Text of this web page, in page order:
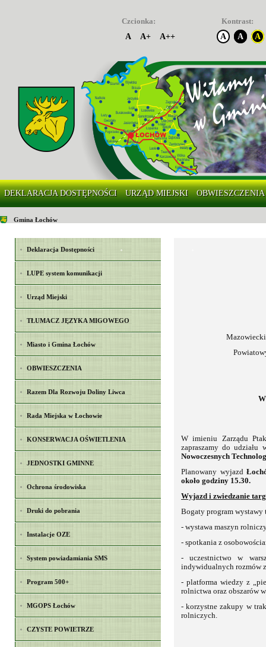
Czcionka:
A
A+ A++
Kontrast:
A
A A
DEKLARACJA DOSTĘPNOŚCI URZĄD MIEJSKI OBWIESZCZENIA
Gmina Łochów
Deklaracja Dostępności
LUPE system komunikacji
Urząd Miejski
TŁUMACZ JĘZYKA MIGOWEGO
Miasto i Gmina Łochów
OBWIESZCZENIA
Razem Dla Rozwoju Doliny Liwca
Rada Miejska w Łochowie
KONSERWACJA OŚWIETLENIA
JEDNOSTKI GMINNE
Ochrona środowiska
Druki do pobrania
Instalacje OZE
System powiadamiania SMS
Program 500+
MGOPS Łochów
CZYSTE POWIETRZE
Mazowiecki
W imieniu Zarządu
zapraszamy do udziału
Nowoczesnych
Planowany wyjazd
około godziny 15.30.
Wyjazd i zwiedzanie
Bogaty program wystawy
- wystawa maszyn
- spotkania z
- uczestnictwo w
indywidualnych rozmów
- platforma wiedzy z
rolnictwa oraz obszarów
- korzystne zakupy w
rolniczych.